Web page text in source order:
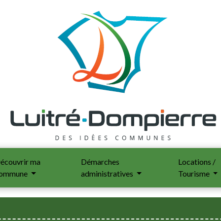
ma
Démarches
administratives
Locations /
Tourisme